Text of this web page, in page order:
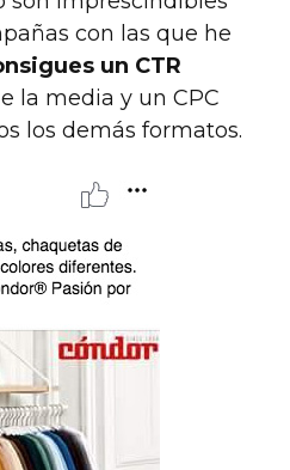
con las que he
un CTR
la media y un CPC
los demás formatos.